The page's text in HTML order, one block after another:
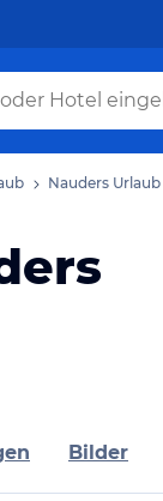
Nauders Urlaub
Bilder